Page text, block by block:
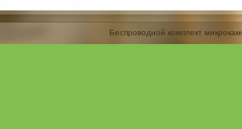
Беспроводной комплект